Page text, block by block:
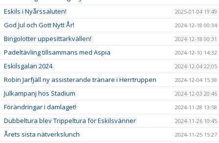
Eskils i Nyårssaluten! 2025-01-04 19:49
God Jul och Gott Nytt År! 2024-12-18 00:34
Bingolotter uppesittarkvällen! 2024-12-18 00:31
Padeltävling tillsammans med Aspia 2024-12-10 14:32
Eskilsgalan 2024 2024-12-04 22:05
Robin Jarfjäll ny assisterande tränare i Herrtruppen 2024-12-04 15:38
Julkampanj hos Stadium 2024-12-03 20:46
Förändringar i damlaget! 2024-11-28 13:58
Dubbeltura blev Trippeltura för Eskilsvänner 2024-11-26 10:45
Årets sista nätverkslunch 2024-11-25 15:27